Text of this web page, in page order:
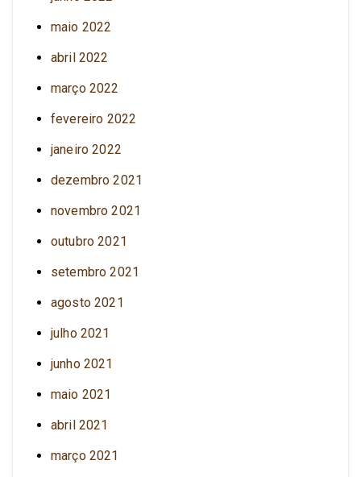
maio 2022
abril 2022
março 2022
fevereiro 2022
janeiro 2022
dezembro 2021
novembro 2021
outubro 2021
setembro 2021
agosto 2021
julho 2021
junho 2021
maio 2021
abril 2021
março 2021